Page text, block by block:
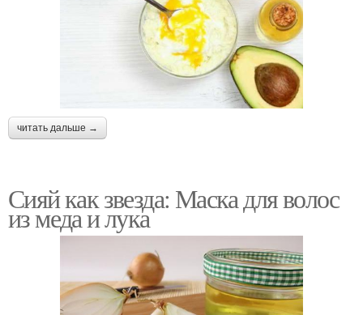
читать дальше →
Сияй как звезда: Маска для волос
из меда и лука